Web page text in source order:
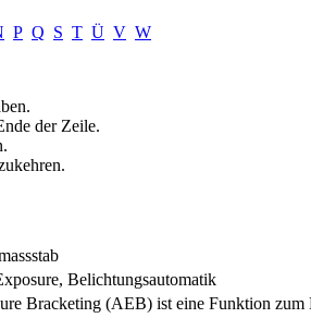
P Q S T Ü V W
der Zeile.
Belichtungsautomatik
Bracketing (AEB) ist eine Funktion